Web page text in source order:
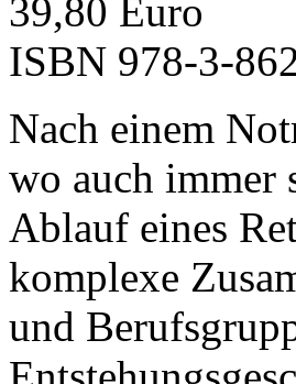
39,80 Euro
ISBN 978-3-
Nach einem
wo auch immer
Ablauf eines
komplexe
und